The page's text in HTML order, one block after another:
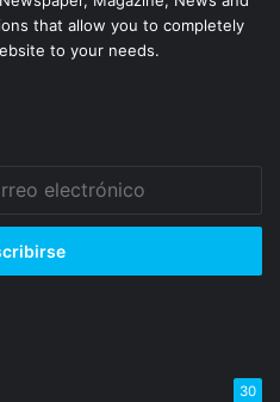
that allow you to completely
to your needs.
30